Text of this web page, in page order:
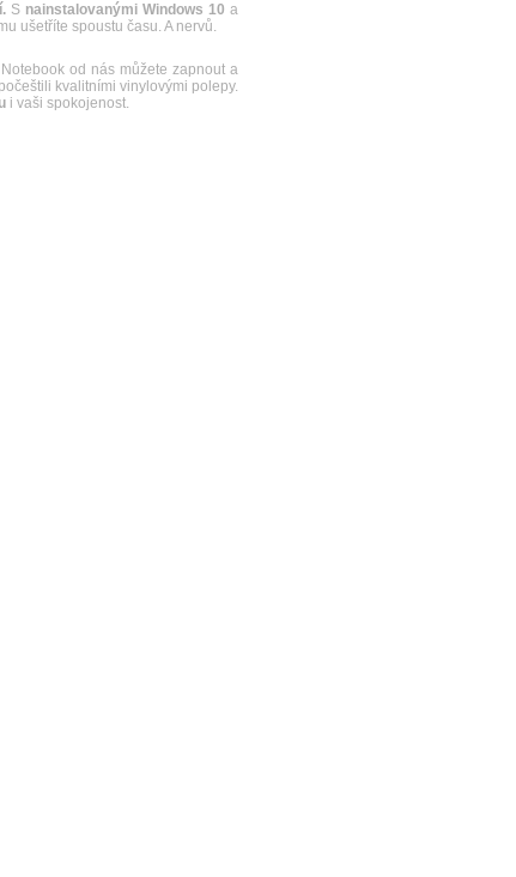
S nainstalovanými Windows 10 a
ušetříte spoustu času. A nervů.
Notebook od nás můžete zapnout a
kvalitními vinylovými polepy.
i vaši spokojenost.